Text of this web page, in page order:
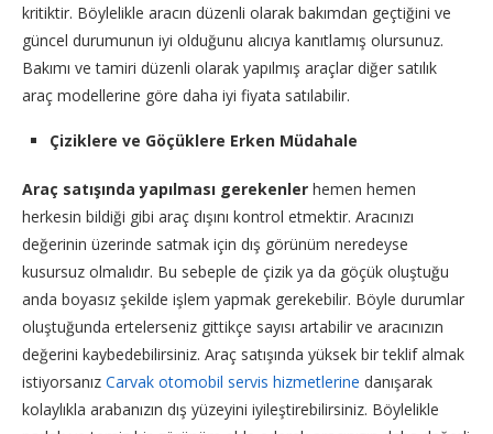
kritiktir. Böylelikle aracın düzenli olarak bakımdan geçtiğini ve
güncel durumunun iyi olduğunu alıcıya kanıtlamış olursunuz.
Bakımı ve tamiri düzenli olarak yapılmış araçlar diğer satılık
araç modellerine göre daha iyi fiyata satılabilir.
Çiziklere ve Göçüklere Erken Müdahale
Araç satışında yapılması gerekenler hemen hemen
herkesin bildiği gibi araç dışını kontrol etmektir. Aracınızı
değerinin üzerinde satmak için dış görünüm neredeyse
kusursuz olmalıdır. Bu sebeple de çizik ya da göçük oluştuğu
anda boyasız şekilde işlem yapmak gerekebilir. Böyle durumlar
oluştuğunda ertelerseniz gittikçe sayısı artabilir ve aracınızın
değerini kaybedebilirsiniz. Araç satışında yüksek bir teklif almak
istiyorsanız Carvak otomobil servis hizmetlerine danışarak
kolaylıkla arabanızın dış yüzeyini iyileştirebilirsiniz. Böylelikle